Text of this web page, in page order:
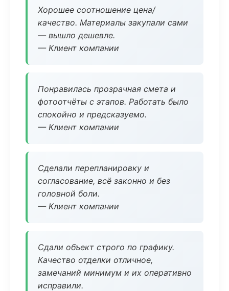
Хорошее соотношение цена/
качество. Материалы закупали сами
— вышло дешевле.
— Клиент компании
Понравилась прозрачная смета и
фотоотчёты с этапов. Работать было
спокойно и предсказуемо.
— Клиент компании
Сделали перепланировку и
согласование, всё законно и без
головной боли.
— Клиент компании
Сдали объект строго по графику.
Качество отделки отличное,
замечаний минимум и их оперативно
исправили.